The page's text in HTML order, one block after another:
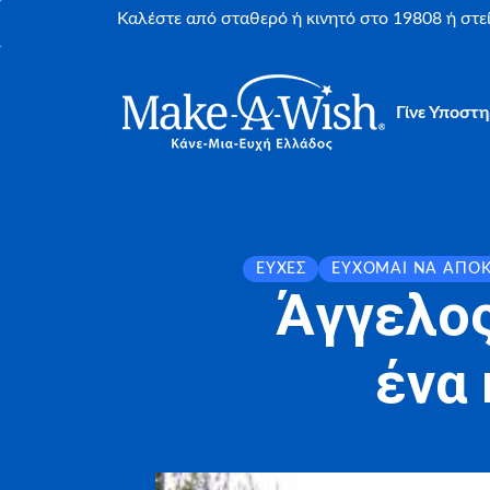
Καλέστε από σταθερό ή κινητό στο 19808 ή
Γίνε
ΕΥΧΈΣ ΕΎΧΟΜΑΙ ΝΑ
ένα